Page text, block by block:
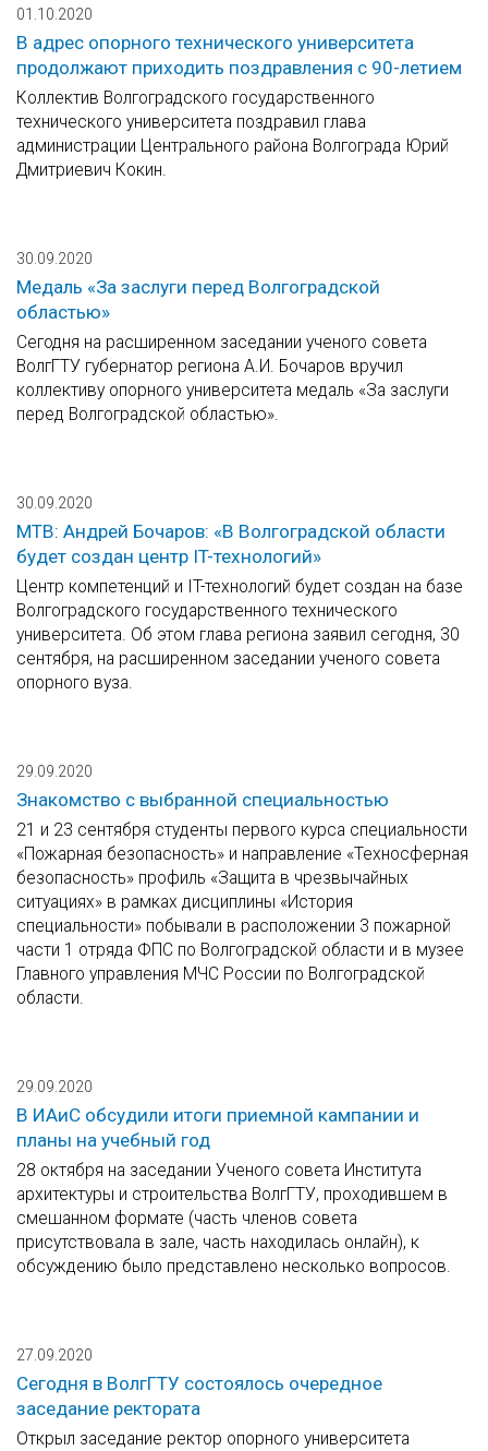
01.10.2020
В адрес опорного технического университета
продолжают приходить поздравления с 90-летием
Коллектив Волгоградского государственного
технического университета поздравил глава
администрации Центрального района Волгограда Юрий
Дмитриевич Кокин.
30.09.2020
Медаль «За заслуги перед Волгоградской
областью»
Сегодня на расширенном заседании ученого совета
ВолгГТУ губернатор региона А.И. Бочаров вручил
коллективу опорного университета медаль «За заслуги
перед Волгоградской областью».
30.09.2020
МТВ: Андрей Бочаров: «В Волгоградской области
будет создан центр IT-технологий»
Центр компетенций и IT-технологий будет создан на базе
Волгоградского государственного технического
университета. Об этом глава региона заявил сегодня, 30
сентября, на расширенном заседании ученого совета
опорного вуза.
29.09.2020
Знакомство с выбранной специальностью
21 и 23 сентября студенты первого курса специальности
«Пожарная безопасность» и направление «Техносферная
безопасность» профиль «Защита в чрезвычайных
ситуациях» в рамках дисциплины «История
специальности» побывали в расположении 3 пожарной
части 1 отряда ФПС по Волгоградской области и в музее
Главного управления МЧС России по Волгоградской
области.
29.09.2020
В ИАиС обсудили итоги приемной кампании и
планы на учебный год
28 октября на заседании Ученого совета Института
архитектуры и строительства ВолгГТУ, проходившем в
смешанном формате (часть членов совета
присутствовала в зале, часть находилась онлайн), к
обсуждению было представлено несколько вопросов.
27.09.2020
Сегодня в ВолгГТУ состоялось очередное
заседание ректората
Открыл заседание ректор опорного университета